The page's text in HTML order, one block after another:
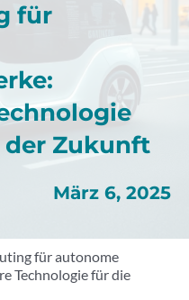
für
Zukunft
März 6, 2025
für autonome
Technologie für die